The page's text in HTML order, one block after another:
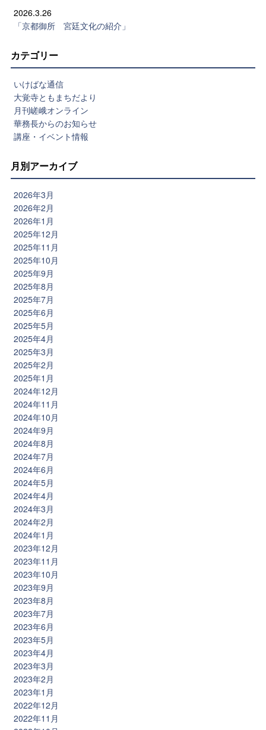
2026.3.26
「京都御所 宮廷文化の紹介」
カテゴリー
いけばな通信
大覚寺ともまちだより
月刊嵯峨オンライン
華務長からのお知らせ
講座・イベント情報
月別アーカイブ
2026年3月
2026年2月
2026年1月
2025年12月
2025年11月
2025年10月
2025年9月
2025年8月
2025年7月
2025年6月
2025年5月
2025年4月
2025年3月
2025年2月
2025年1月
2024年12月
2024年11月
2024年10月
2024年9月
2024年8月
2024年7月
2024年6月
2024年5月
2024年4月
2024年3月
2024年2月
2024年1月
2023年12月
2023年11月
2023年10月
2023年9月
2023年8月
2023年7月
2023年6月
2023年5月
2023年4月
2023年3月
2023年2月
2023年1月
2022年12月
2022年11月